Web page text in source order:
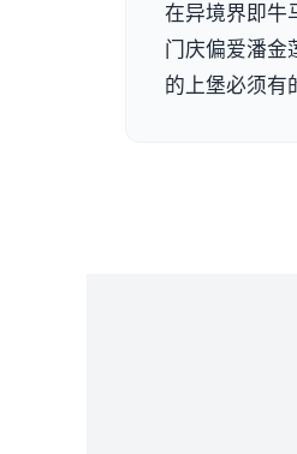
在异境界即牛
门庆偏爱潘金
的上堡必须有